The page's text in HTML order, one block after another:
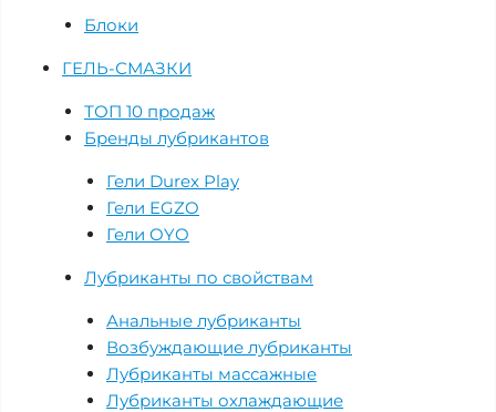
Блоки
ГЕЛЬ-СМАЗКИ
ТОП 10 продаж
Бренды лубрикантов
Гели Durex Play
Гели EGZO
Гели OYO
Лубриканты по свойствам
Анальные лубриканты
Возбуждающие лубриканты
Лубриканты массажные
Лубриканты охлаждающие